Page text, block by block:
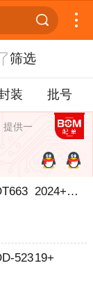
筛选
装 批号
提供一
2024+ROHS
52319+